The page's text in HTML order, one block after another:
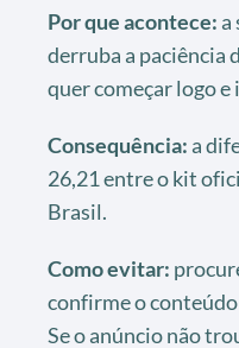
Por que acontece: a
derruba a paciência
quer começar logo e
Consequência: a
26,21 entre o kit
Brasil.
Como evitar:
confirme o conteúdo
Se o anúncio não